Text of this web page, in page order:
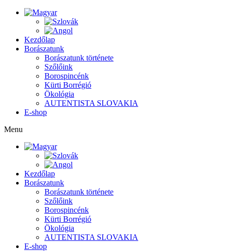
Kezdőlap
Borászatunk
Borászatunk története
Szőlőink
Borospincénk
Kürti Borrégió
Ökológia
AUTENTISTA SLOVAKIA
E-shop
Menu
Kezdőlap
Borászatunk
Borászatunk története
Szőlőink
Borospincénk
Kürti Borrégió
Ökológia
AUTENTISTA SLOVAKIA
E-shop